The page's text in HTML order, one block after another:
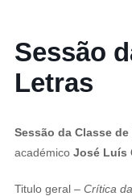
Sessão
Letras
Sessão da Classe de
académico José Luís
Titulo geral – Crítica